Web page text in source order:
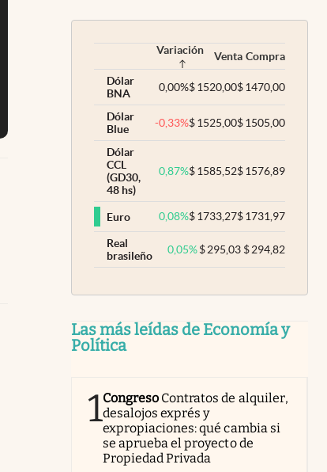
Variación Venta Compra
Dólar
BNA
0,00%$1520,00$1470,00
Dólar
Blue
-0,33%$1525,00$1505,00
Dólar
CCL
(GD30,
48 hs)
0,87%$1585,52$1576,89
Euro 0,08%$1733,27$1731,97
Real
brasileño
0,05% $295,03 $294,82
Las más leídas de Economía y
Política
1Congreso Contratos de alquiler,
desalojos exprés y
expropiaciones: qué cambia si
se aprueba el proyecto de
Propiedad Privada